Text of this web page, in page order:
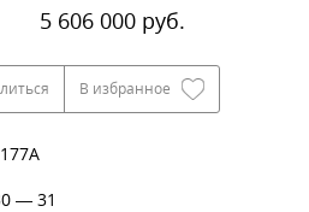
5 606 000 руб.
В избранное
— 31